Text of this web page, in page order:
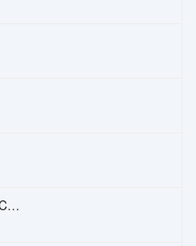
Mindenki Táncol – Majka Curtis, Péter Majoros